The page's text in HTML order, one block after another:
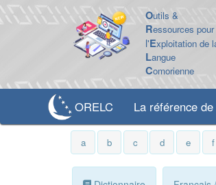
Outils &
Ressources pour
l'Exploitation de
Langue
Comorienne
ORELC La référence
a b c d e f